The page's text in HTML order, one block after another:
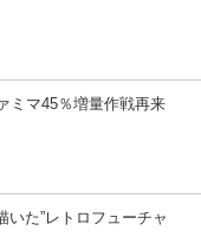
ミマ45％増量作戦再来
た”レトロフューチャ